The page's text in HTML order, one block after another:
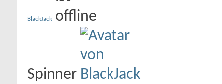
BlackJack
Spinner